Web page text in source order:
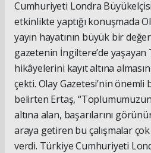
Cumhuriyeti Londra
etkinlikte yaptığı konuşmada
yayın hayatının büyük bir
gazetenin İngiltere’de
hikâyelerini kayıt altına
çekti. Olay Gazetesi’nin
belirten Ertaş,
altına alan, başarılarını
araya getiren bu çalışmalar çok
verdi. Türkiye Cumhuriyeti